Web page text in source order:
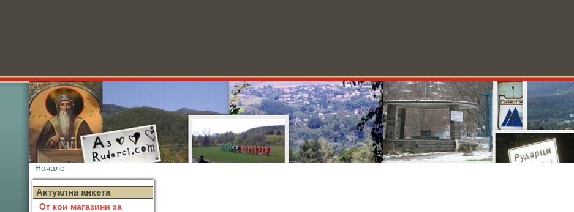
Начало
Актуална анкета
От кои магазини за